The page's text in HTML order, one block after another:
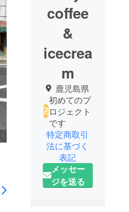
coffee
&
icecrea
m
鹿児島県
初めてのプ
ロジェクト
です
特定商取引
法に基づく
表記
メッセー
ジを送る